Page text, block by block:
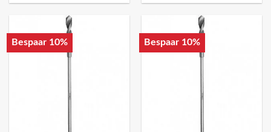
Bespaar 10% Bespaar 10%